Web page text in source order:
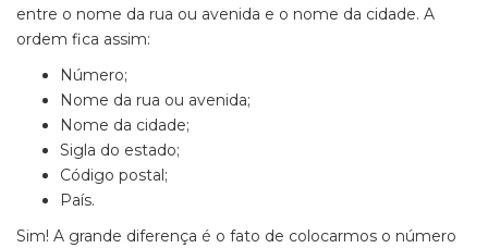
entre o nome da rua ou avenida e o nome da cidade. A
ordem fica assim:
Número;
Nome da rua ou avenida;
Nome da cidade;
Sigla do estado;
Código postal;
País.
Sim! A grande diferença é o fato de colocarmos o número